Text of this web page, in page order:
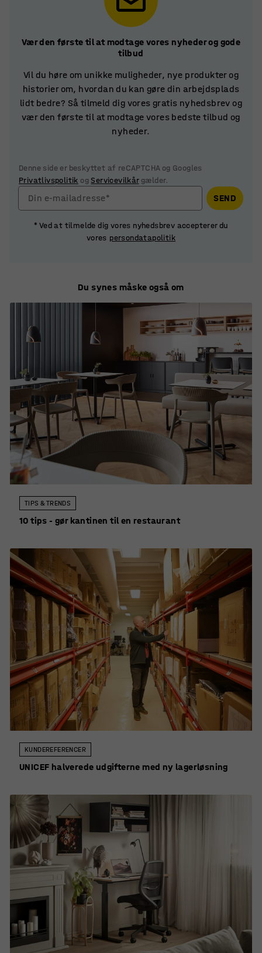
Vær den første til at modtage vores nyheder og gode
tilbud
Vil du høre om unikke muligheder, nye produkter og
historier om, hvordan du kan gøre din arbejdsplads
lidt bedre? Så tilmeld dig vores gratis nyhedsbrev og
vær den første til at modtage vores bedste tilbud og
nyheder.
Denne side er beskyttet af reCAPTCHA og Googles
Privatlivspolitik og Servicevilkårgælder.
Din e-mailadresse* SEND
* Ved at tilmelde dig vores nyhedsbrev accepterer du
vores persondatapolitik
Du synes måske også om
TIPS & TRENDS
10 tips - gør kantinen til en restaurant
KUNDEREFERENCER
UNICEF halverede udgifterne med ny lagerløsning